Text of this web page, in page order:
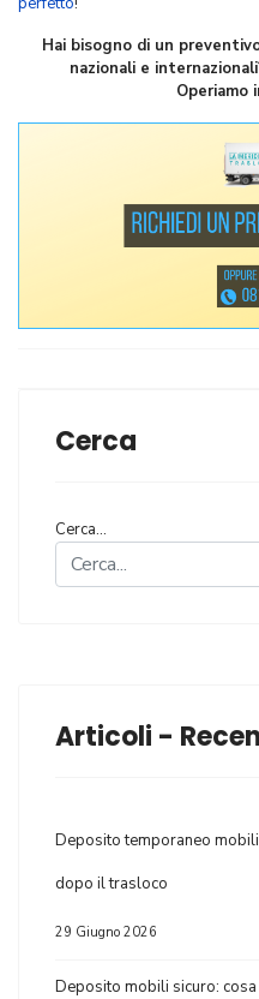
Hai bisogno di un
nazionali e
Cerca
Cerca...
Articoli -
Deposito temporaneo
dopo il trasloco
29 Giugno 2026
Deposito mobili sicuro: